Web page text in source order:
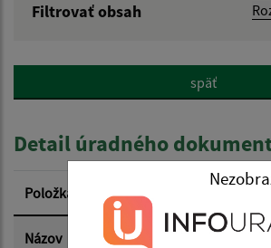
Filtrovať obsah
Popis:
Dátum zverejnenia od:
Dátum zverejnenia do:
späť
Detail úradného
Položka Informácia
Názov Uzávierka cesty III/3440